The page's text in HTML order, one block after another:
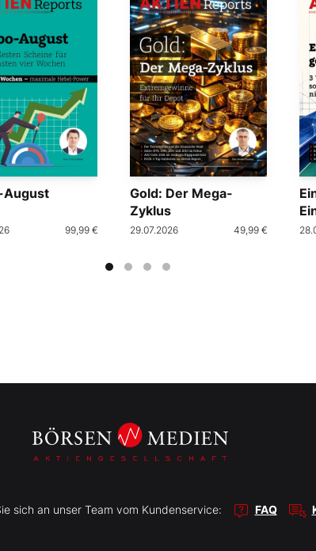
August
99,99 €
Gold: Der Mega-
Zyklus
29.07.2026 49,99 €
sich an unser Team vom Kundenservice: FAQ